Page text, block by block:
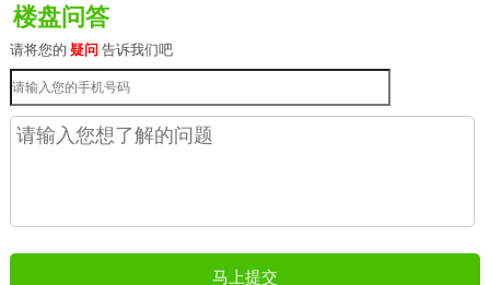
楼盘问答
请将您的 疑问 告诉我们吧